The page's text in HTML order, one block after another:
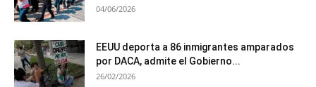
04/06/2026
EEUU deporta a 86 inmigrantes amparados
por DACA, admite el Gobierno...
26/02/2026